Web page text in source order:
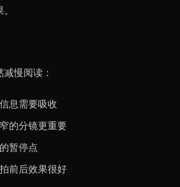
慢阅读：
息需要吸收
的分镜更重要
暂停点
前后效果很好